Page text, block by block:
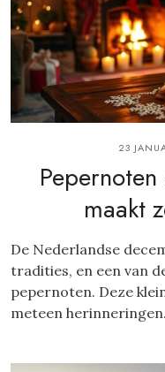
23
maakt
De Nederlandse
tradities, en een van
pepernoten. Deze
meteen